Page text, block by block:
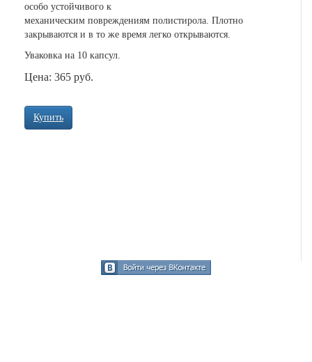
особо устойчивого к
механическим повреждениям полистирола. Плотно
закрываются и в то же время легко открываются.
Уваковка на 10 капсул.
Цена: 365 руб.
Купить